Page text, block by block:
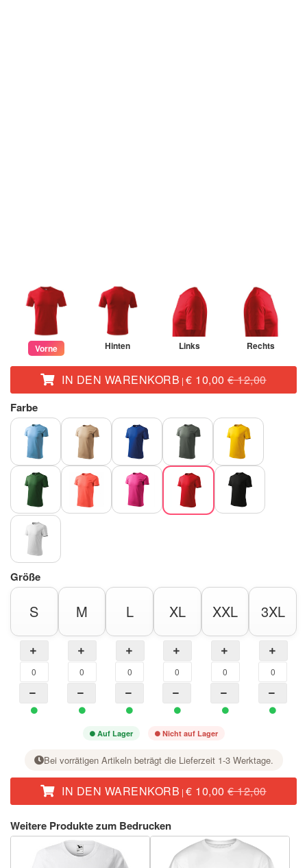
Vorne Hinten Links Rechts
IN DEN WARENKORB |€ 10,00€ 12,00
Farbe
Größe
S M L XL XXL 3XL
Auf Lager Nicht auf Lager
Bei vorrätigen Artikeln beträgt die Lieferzeit 1-3 Werktage.
IN DEN WARENKORB |€ 10,00€ 12,00
Weitere Produkte zum Bedrucken